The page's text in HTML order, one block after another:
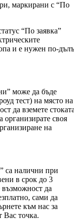
маркирани с “По
“По заявка”
и е нужен по-
може да бъде
тест) на място на
да вземете
организирате своя
на
са налични при
в срок до 3
да
сами да
към нас за
Вас точка.